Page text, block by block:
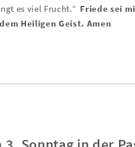
es viel Frucht.“ Friede sei
Heiligen Geist. Amen